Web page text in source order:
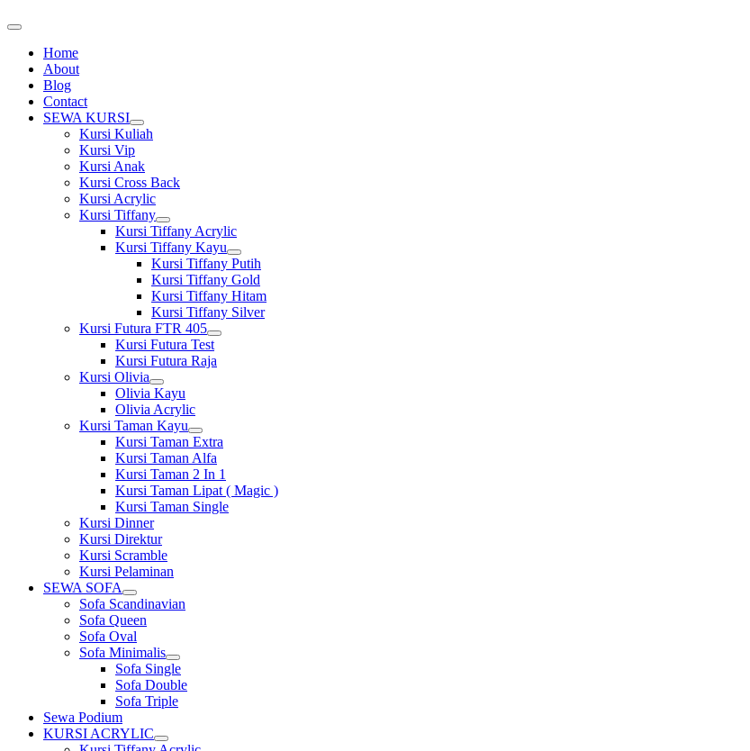
Home
About
Blog
Contact
SEWA KURSI
Show
sub
Kursi Kuliah
Kursi Vip
Kursi Anak
Kursi Cross Back
Kursi Acrylic
Kursi Tiffany
Show
sub
menu
Kursi Tiffany Acrylic
Kursi Tiffany Kayu
Show
sub
menu
Kursi Tiffany Putih
Kursi Tiffany Gold
Kursi Tiffany Hitam
Kursi Tiffany Silver
Kursi Futura FTR 405
Show
sub
menu
Kursi Futura Test
Kursi Futura Raja
Kursi Olivia
Show
sub
menu
Olivia Kayu
Olivia Acrylic
Kursi Taman Kayu
Show
sub
menu
Kursi Taman Extra
Kursi Taman Alfa
Kursi Taman 2 In 1
Kursi Taman Lipat ( Magic )
Kursi Taman Single
Kursi Dinner
Kursi Direktur
Kursi Scramble
Kursi Pelaminan
SEWA SOFA
Show
sub
menu
Sofa Scandinavian
Sofa Queen
Sofa Oval
Sofa Minimalis
Show
sub
menu
Sofa Single
Sofa Double
Sofa Triple
Sewa Podium
KURSI ACRYLIC
Show